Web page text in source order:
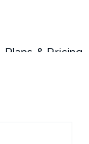
Plans & Pricing